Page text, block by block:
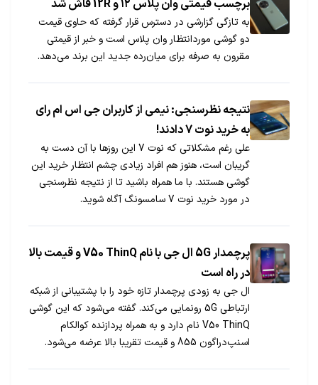
برچسب قیمتی وان پلاس ۱۲ و 12R‌ فاش شد
به تازگی گزارشی در دسترس قرار گرفته که حاوی قیمت
دو گوشی موردانتظار وان پلاس است و خبر از قیمتی
مقرون به صرفه برای میان‌رده جدید این برند می‌دهد.
نتیجه نظرسنجی: نیمی از کاربران جی اس ام رای
به خرید نوت 7 دادند!
علی رغم مشکلاتی که نوت 7 این روزها با آن دست به
گریبان است، هنوز هم افراد زیادی چشم انتظار خرید این
گوشی هستند. با ما همراه باشید تا از نتیجه نظرسنجی
در مورد خرید نوت 7 سامسونگ آگاه شوید.
پرچمدار 5G ال جی با نام V50 ThinQ و قیمت بالا
در راه است
ال جی به زودی پرچمدار تازه خود را با پشتیبانی از شبکه
ارتباطی 5G رونمایی می‌کند. گفته می‌شود که این گوشی
V50 ThinQ نام دارد و به همراه پردازنده کوالکام
اسنپ‌دراگون 855 و قیمت تقریبا بالا عرضه می‌شود.